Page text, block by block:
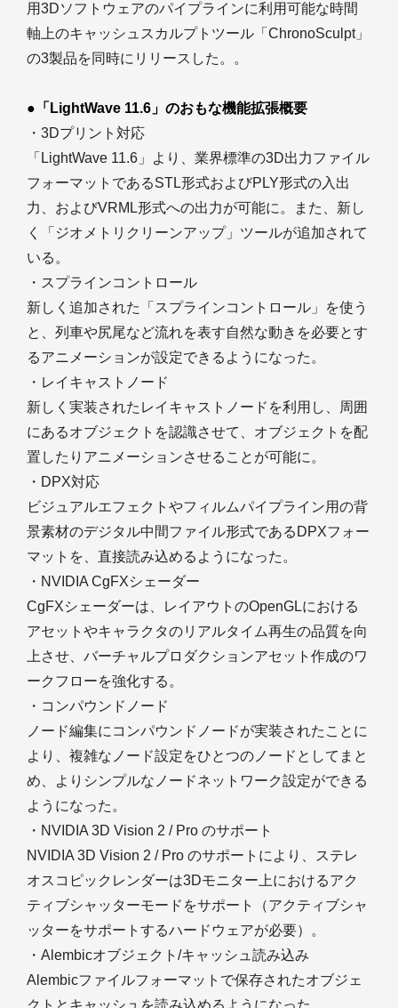
用3Dソフトウェアのパイプラインに利用可能な時間
軸上のキャッシュスカルプトツール「ChronoSculpt」
の3製品を同時にリリースした。。
●「LightWave 11.6」のおもな機能拡張概要
・3Dプリント対応
「LightWave 11.6」より、業界標準の3D出力ファイル
フォーマットであるSTL形式およびPLY形式の入出
力、およびVRML形式への出力が可能に。また、新し
く「ジオメトリクリーンアップ」ツールが追加されて
いる。
・スプラインコントロール
新しく追加された「スプラインコントロール」を使う
と、列車や尻尾など流れを表す自然な動きを必要とす
るアニメーションが設定できるようになった。
・レイキャストノード
新しく実装されたレイキャストノードを利用し、周囲
にあるオブジェクトを認識させて、オブジェクトを配
置したりアニメーションさせることが可能に。
・DPX対応
ビジュアルエフェクトやフィルムパイプライン用の背
景素材のデジタル中間ファイル形式であるDPXフォー
マットを、直接読み込めるようになった。
・NVIDIA CgFXシェーダー
CgFXシェーダーは、レイアウトのOpenGLにおける
アセットやキャラクタのリアルタイム再生の品質を向
上させ、バーチャルプロダクションアセット作成のワ
ークフローを強化する。
・コンパウンドノード
ノード編集にコンパウンドノードが実装されたことに
より、複雑なノード設定をひとつのノードとしてまと
め、よりシンプルなノードネットワーク設定ができる
ようになった。
・NVIDIA 3D Vision 2 / Pro のサポート
NVIDIA 3D Vision 2 / Pro のサポートにより、ステレ
オスコピックレンダーは3Dモニター上におけるアク
ティブシャッターモードをサポート（アクティブシャ
ッターをサポートするハードウェアが必要）。
・Alembicオブジェクト/キャッシュ読み込み
Alembicファイルフォーマットで保存されたオブジェ
クトとキャッシュを読み込めるようになった。